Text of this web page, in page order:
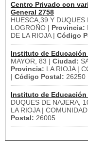
Centro Privado con
General 2758
HUESCA,39 Y
LOGROÑO | Provincia:
DE LA RIOJA | Código
Instituto de Educación
MAYOR, 83 | Ciudad:
Provincia: LA RIOJA |
| Código Postal: 26250
Instituto de Educación
DUQUES DE NAJERA,
LA RIOJA |
Postal: 26005